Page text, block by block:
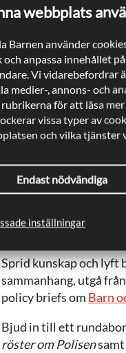
webbplats
Barnen använder
anpassa innehållet
Vi vidarebefordrar
medier-, annons- och
för att läsa
vissa typer av
och vilka tjänster
inställningar
Endast nödvändiga
roll i det
och
Ta del av rapporten
under maj månad).
Ta del av rapporten
socioekonomiskt
till opinion och
Delta i kampanjer
sänkt
Sprid kunskap och lyft
sammanhang, utgå
policy briefs om Barn
Bjud in till ett
röster om Polisensamt